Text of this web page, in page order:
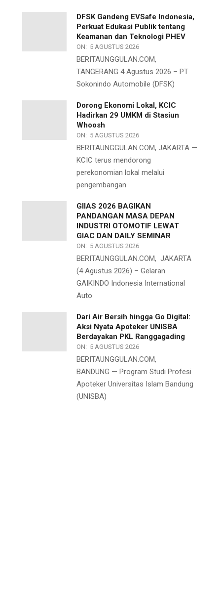
DFSK Gandeng EVSafe Indonesia,
Perkuat Edukasi Publik tentang
Keamanan dan Teknologi PHEV
ON: 5 AGUSTUS 2026
BERITAUNGGULAN.COM,
TANGERANG 4 Agustus 2026 – PT
Sokonindo Automobile (DFSK)
Dorong Ekonomi Lokal, KCIC
Hadirkan 29 UMKM di Stasiun
Whoosh
ON: 5 AGUSTUS 2026
BERITAUNGGULAN.COM, JAKARTA —
KCIC terus mendorong
perekonomian lokal melalui
pengembangan
GIIAS 2026 BAGIKAN
PANDANGAN MASA DEPAN
INDUSTRI OTOMOTIF LEWAT
GIAC DAN DAILY SEMINAR
ON: 5 AGUSTUS 2026
BERITAUNGGULAN.COM, JAKARTA
(4 Agustus 2026) – Gelaran
GAIKINDO Indonesia International
Auto
Dari Air Bersih hingga Go Digital:
Aksi Nyata Apoteker UNISBA
Berdayakan PKL Ranggagading
ON: 5 AGUSTUS 2026
BERITAUNGGULAN.COM,
BANDUNG — Program Studi Profesi
Apoteker Universitas Islam Bandung
(UNISBA)